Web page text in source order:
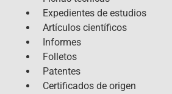
Expedientes de estudios
Artículos científicos
Informes
Folletos
Patentes
Certificados de origen